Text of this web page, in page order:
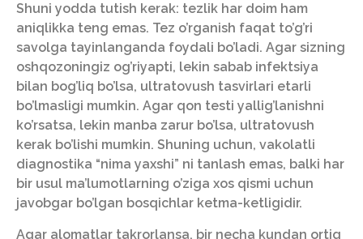
Shuni yodda tutish kerak: tezlik har doim ham
aniqlikka teng emas. Tez o’rganish faqat to’g’ri
savolga tayinlanganda foydali bo’ladi. Agar sizning
oshqozoningiz og’riyapti, lekin sabab infektsiya
bilan bog’liq bo’lsa, ultratovush tasvirlari etarli
bo’lmasligi mumkin. Agar qon testi yallig’lanishni
ko’rsatsa, lekin manba zarur bo’lsa, ultratovush
kerak bo’lishi mumkin. Shuning uchun, vakolatli
diagnostika “nima yaxshi” ni tanlash emas, balki har
bir usul ma’lumotlarning o’ziga xos qismi uchun
javobgar bo’lgan bosqichlar ketma-ketligidir.
Agar alomatlar takrorlansa, bir necha kundan ortiq